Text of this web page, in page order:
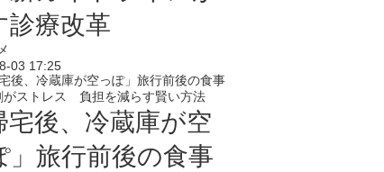
診療改革
03 17:25
宅後、冷蔵庫が空
」旅行前後の食事